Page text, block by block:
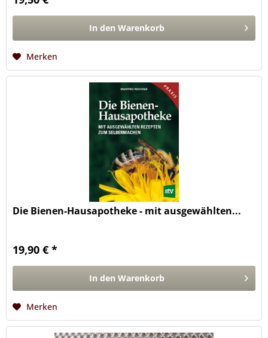
In den Warenkorb
Merken
Die Bienen-Hausapotheke - mit ausgewählten...
19,90 € *
In den Warenkorb
Merken